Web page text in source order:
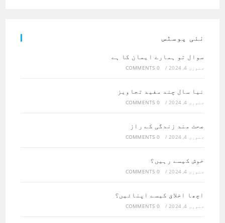
نئی پوسٹس
سوال تو ہمارے ایمان کا ہے
جنوری 4, 2024 /
0 COMMENTS
نیا سال چند مفید تجاویز
جنوری 4, 2024 /
0 COMMENTS
صحت مند زندگی کے راز
جنوری 4, 2024 /
0 COMMENTS
خوش کیسے رہیں؟
جنوری 4, 2024 /
0 COMMENTS
اچھا اخلاق کیسے اپنائیں؟
جنوری 4, 2024 /
0 COMMENTS